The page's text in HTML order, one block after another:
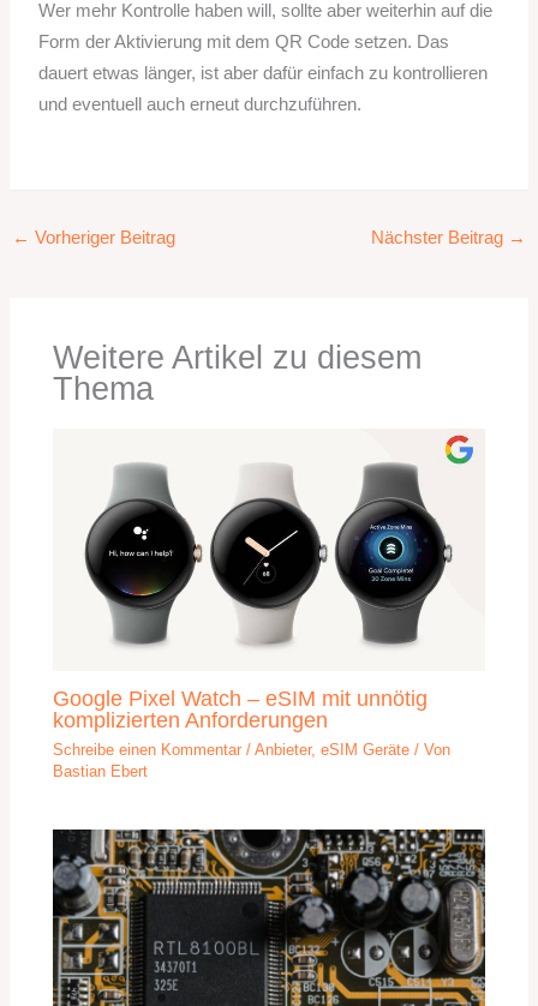
Wer mehr Kontrolle haben will, sollte aber weiterhin auf die
Form der Aktivierung mit dem QR Code setzen. Das
dauert etwas länger, ist aber dafür einfach zu kontrollieren
und eventuell auch erneut durchzuführen.
← Vorheriger Beitrag Nächster Beitrag →
Weitere Artikel zu diesem
Thema
Google Pixel Watch – eSIM mit unnötig
komplizierten Anforderungen
Schreibe einen Kommentar /Anbieter,eSIM Geräte / Von
Bastian Ebert